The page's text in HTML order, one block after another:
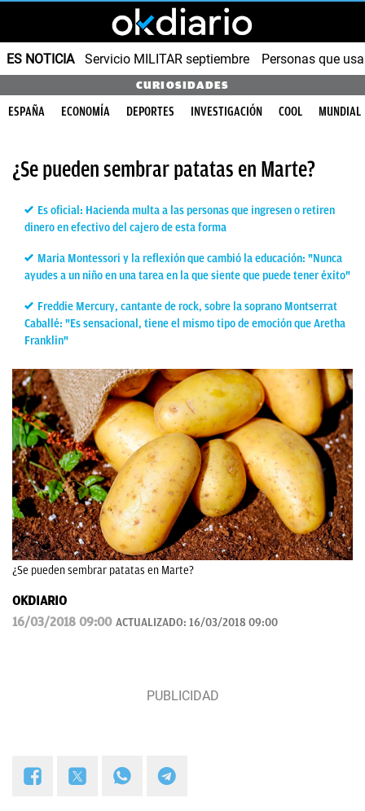
ES NOTICIA Servicio MILITAR septiembre Personas que
CURIOSIDADES
ESPAÑA ECONOMÍA DEPORTES INVESTIGACIÓN COOL MUNDIAL
¿Se pueden sembrar patatas en Marte?
Es oficial: Hacienda multa a las personas que ingresen o retiren
dinero en efectivo del cajero de esta forma
Maria Montessori y la reflexión que cambió la educación: "Nunca
ayudes a un niño en una tarea en la que siente que puede tener éxito"
Freddie Mercury, cantante de rock, sobre la soprano Montserrat
Caballé: "Es sensacional, tiene el mismo tipo de emoción que Aretha
Franklin"
¿Se pueden sembrar patatas en Marte?
OKDIARIO
16/03/2018 09:00 ACTUALIZADO: 16/03/2018 09:00